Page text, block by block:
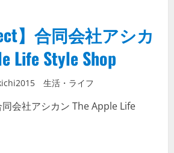
】合同会社アシカ
Life Style Shop
生活・ライフ
同会社アシカン The Apple Life